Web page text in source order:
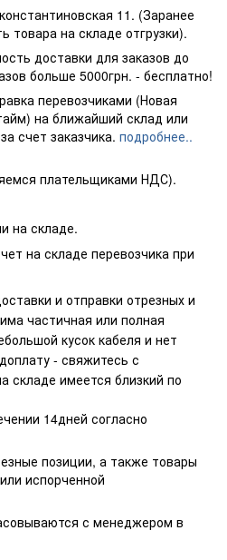
11. (Заранее
товара на складе отгрузки).
доставки для заказов до
больше 5000грн. - бесплатно!
перевозчиками (Новая
на ближайший склад или
счет заказчика. подробнее..
плательщиками НДС).
на складе.
на складе перевозчика при
и отправки отрезных и
частичная или полная
кусок кабеля и нет
- свяжитесь с
имеется близкий по
14дней согласно
позиции, а также товары
испорченной
с менеджером в